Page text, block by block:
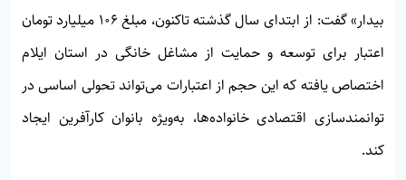
بیدار» گفت: از ابتدای سال گذشته تاکنون، مبلغ ۱۰۶ میلیارد تومان
اعتبار برای توسعه و حمایت از مشاغل خانگی در استان ایلام
اختصاص یافته که این حجم از اعتبارات می‌تواند تحولی اساسی در
توانمندسازی اقتصادی خانواده‌ها، به‌ویژه بانوان کارآفرین ایجاد
کند.